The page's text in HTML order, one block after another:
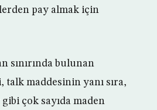
pay almak için
sınırında bulunan
maddesinin yanı sıra,
çok sayıda maden